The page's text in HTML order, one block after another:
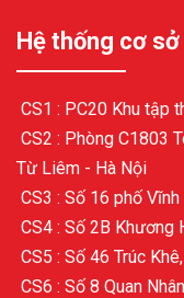
Hệ thống cơ sở
CS1 : PC20 Khu tập
CS2 : Phòng C1803
Từ Liêm - Hà Nội
CS3 : Số 16 phố
CS4 : Số 2B Khương
CS5 : Số 46 Trúc
CS6 : Số 8 Quan